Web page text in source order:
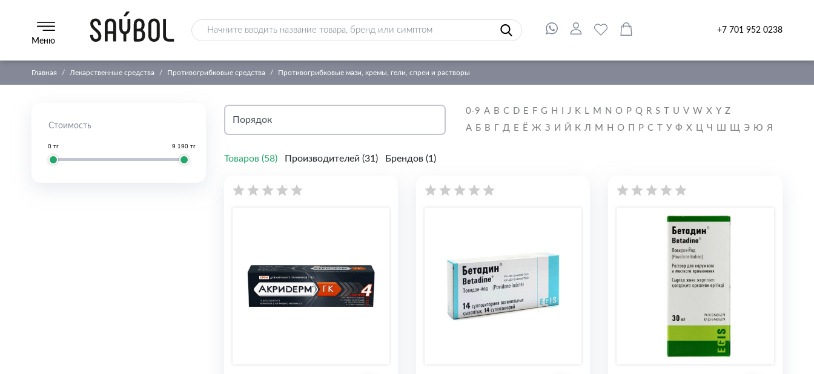
Меню
+7 701 952 0238
Главная Лекарственные средства Противогрибковые средства Противогрибковые мази, кремы, гели, спреи и растворы
Стоимость
0 тг 9 190 тг
0-9 A B C D E F G H J K L M N O P Q R S U V W X Y Z
А Б В Д Е Ё Ж З И Й К Л М Н О Р С У Ф Х Ц Ч Ш Щ Э Ю Я
Товаров (58) Производителей (31 ) Брендов (1 )